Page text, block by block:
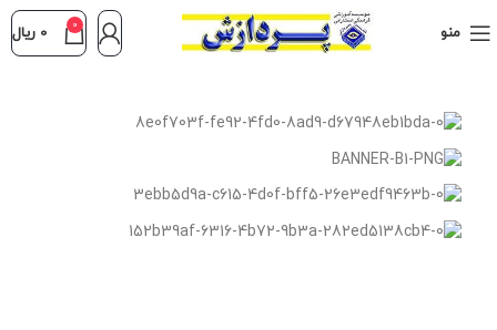
منو 0
0 ریال